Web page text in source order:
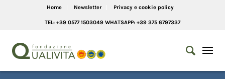
Home Newsletter Privacy e cookie policy
TEL: +39 0577 1503049 WHATSAPP: +39 375 6797337